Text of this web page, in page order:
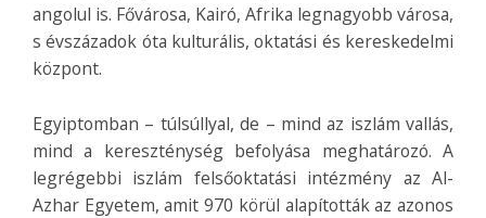
angolul is. Fővárosa, Kairó, Afrika legnagyobb városa,
s évszázadok óta kulturális, oktatási és kereskedelmi
központ.
Egyiptomban – túlsúllyal, de – mind az iszlám vallás,
mind a kereszténység befolyása meghatározó. A
legrégebbi iszlám felsőoktatási intézmény az Al-
Azhar Egyetem, amit 970 körül alapították az azonos